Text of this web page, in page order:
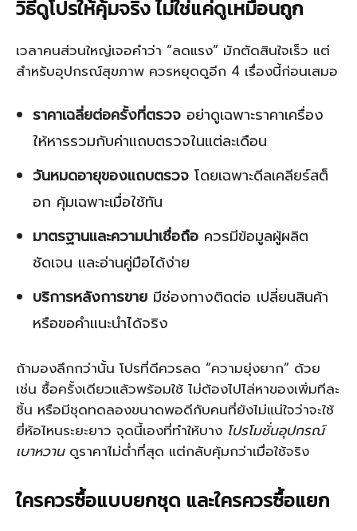
วิธีดูโปรให้คุ้มจริง ไม่ใช่แค่ดูเหมือนถูก
เวลาคนส่วนใหญ่เจอคำว่า “ลดแรง” มักตัดสินใจเร็ว แต่
สำหรับอุปกรณ์สุขภาพ ควรหยุดดูอีก 4 เรื่องนี้ก่อนเสมอ
ราคาเฉลี่ยต่อครั้งที่ตรวจ อย่าดูเฉพาะราคาเครื่อง
ให้หารรวมกับค่าแถบตรวจในแต่ละเดือน
วันหมดอายุของแถบตรวจ โดยเฉพาะดีลเคลียร์สต็
อก คุ้มเฉพาะเมื่อใช้ทัน
มาตรฐานและความน่าเชื่อถือ ควรมีข้อมูลผู้ผลิต
ชัดเจน และอ่านคู่มือได้ง่าย
บริการหลังการขาย มีช่องทางติดต่อ เปลี่ยนสินค้า
หรือขอคำแนะนำได้จริง
ถ้ามองลึกกว่านั้น โปรที่ดีควรลด “ความยุ่งยาก” ด้วย
เช่น ซื้อครั้งเดียวแล้วพร้อมใช้ ไม่ต้องไปไล่หาของเพิ่มทีละ
ชิ้น หรือมีชุดทดลองขนาดพอดีกับคนที่ยังไม่แน่ใจว่าจะใช้
ยี่ห้อไหนระยะยาว จุดนี้เองที่ทำให้บาง โปรโมชั่นอุปกรณ์
เบาหวานดูราคาไม่ต่ำที่สุด แต่กลับคุ้มกว่าเมื่อใช้จริง
ใครควรซื้อแบบยกชุด และใครควรซื้อแยก